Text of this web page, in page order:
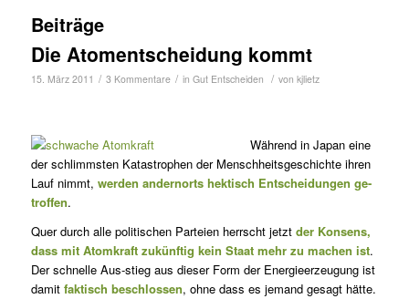
Beiträge
Die Atomentscheidung kommt
15. März 2011 / 3 Kommentare / in Gut Entscheiden / von kjlietz
Während in Japan eine
der schlimmsten Katastrophen der Menschheitsgeschichte ihren
Lauf nimmt, werden andernorts hektisch Entscheidungen ge-
troffen.
Quer durch alle politischen Parteien herrscht jetzt der Konsens,
dass mit Atomkraft zukünftig kein Staat mehr zu machen ist.
Der schnelle Aus-stieg aus dieser Form der Energieerzeugung ist
damit faktisch beschlossen, ohne dass es jemand gesagt hätte.